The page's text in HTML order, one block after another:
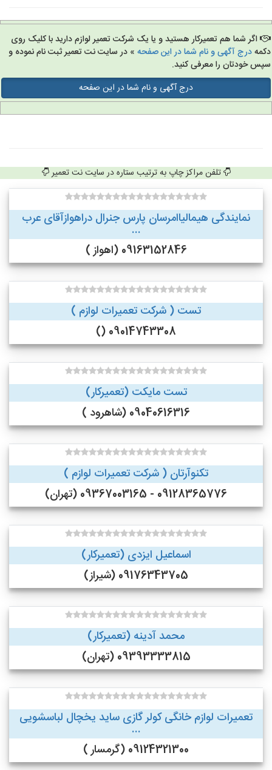
اگر شما هم تعمیرکار هستید و یا یک شرکت تعمیر لوازم دارید با کلیک روی
درج آگهی و نام شما در این صفحه» در سایت نت تعمیر ثبت نام نموده و
خودتان را معرفی کنید.
درج آگهی و نام شما در این صفحه
تلفن مراکز چاپ به ترتیب ستاره در سایت نت تعمیر
نمایندگی هیمالیاامرسان پارس جنرال دراهوازآقای عرب
...
09163152846 (اهواز )
تست ( شرکت تعمیرات لوازم )
09014743308 ()
تست مایکت (تعمیرکار)
09040616316 (شاهرود )
تکنوآرتان ( شرکت تعمیرات لوازم )
09128365776 - 09367003165 (تهران)
اسماعیل ایزدی (تعمیرکار)
09176343705 (شیراز)
محمد آدینه (تعمیرکار)
09393333815 (تهران)
تعمیرات لوازم خانگی کولر گازی ساید یخچال لباسشویی
...
09124321300 (گرمسار )